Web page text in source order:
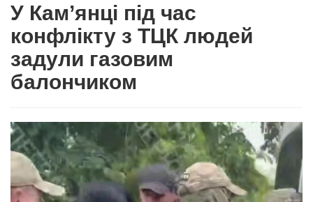
У Кам’янці під час
конфлікту з ТЦК людей
задули газовим
балончиком